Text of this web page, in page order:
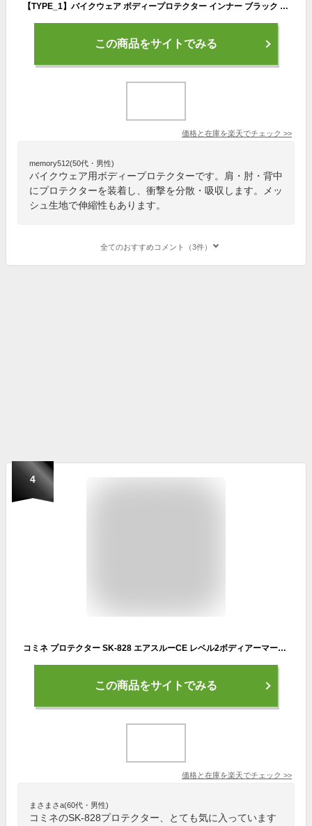
【TYPE_1】バイクウェア ボディープロテクター インナー ブラック 黒 プロテクタージャケット 長袖 セーフティージャケット （スノボ—ウェア ジェイボード モトクロス MTB BMX ボディプロテクター レーシングスーツ 服）
この商品をサイトでみる
価格と在庫を楽天でチェック >>
memory512(50代・男性)
バイクウェア用ボディープロテクターです。肩・肘・背中
にプロテクターを装着し、衝撃を分散・吸収します。メッ
シュ生地で伸縮性もあります。
全てのおすすめコメント（3件）
4
コミネ プロテクター SK-828 エアスルーCE レベル2ボディアーマーフィット KOMINE 04-828 CE規格認証
この商品をサイトでみる
価格と在庫を楽天でチェック >>
まさまさa(60代・男性)
コミネのSK-828プロテクター、とても気に入っています